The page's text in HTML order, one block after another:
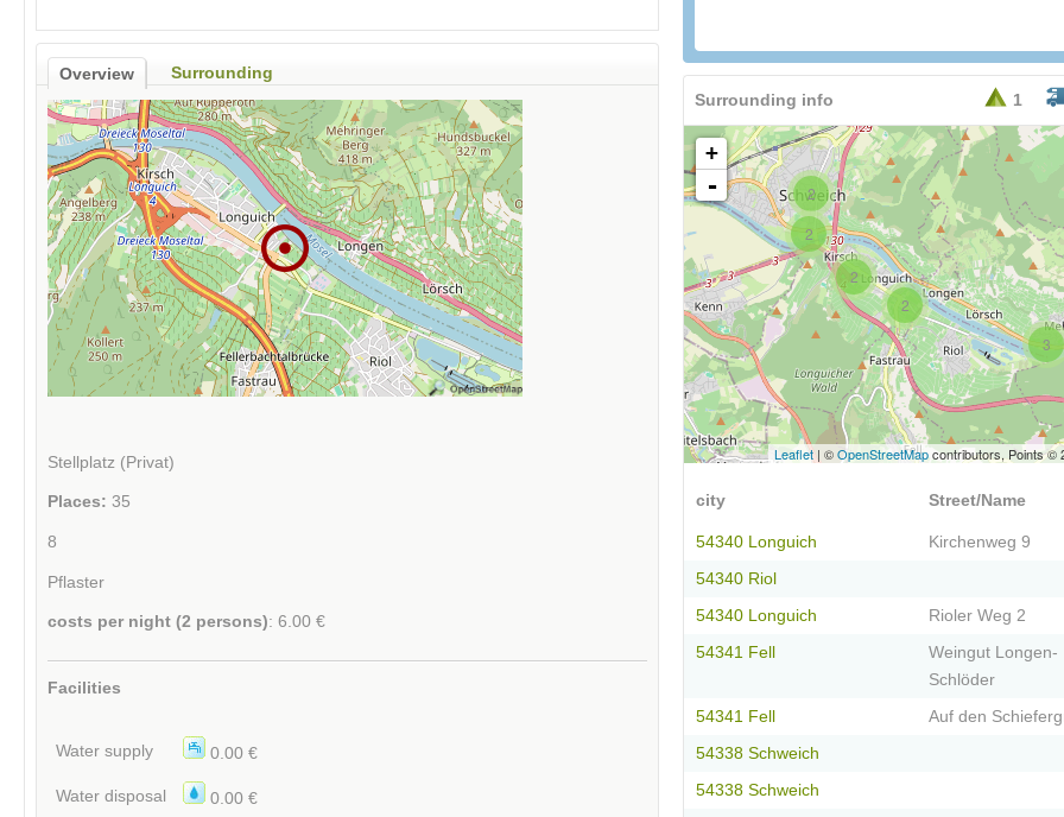
Overview Surrounding
Stellplatz (Privat)
Places: 35
8
Pflaster
costs per night (2 persons): 6.00 €
Facilities
Water supply 0.00 €
Water disposal 0.00 €
1
Surrounding info
3
2
2
2
2
+
-
Leaflet | ©OpenStreetMapcontributors, Points ©
city Street/Name
54340 Longuich Kirchenweg 9
54340 Riol
54340 Longuich Rioler Weg 2
54341 Fell
Weingut Longen-
Schlöder
54341 Fell Auf den
54338 Schweich
54338 Schweich